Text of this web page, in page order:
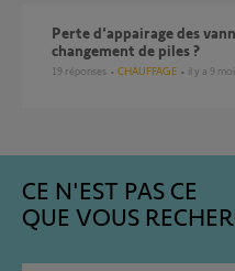
Perte d’appairage des vannes thermostatiques IO après
changement de piles ?
19 réponses CHAUFFAGE il y a 9
CE N'EST PAS CE
QUE VOUS